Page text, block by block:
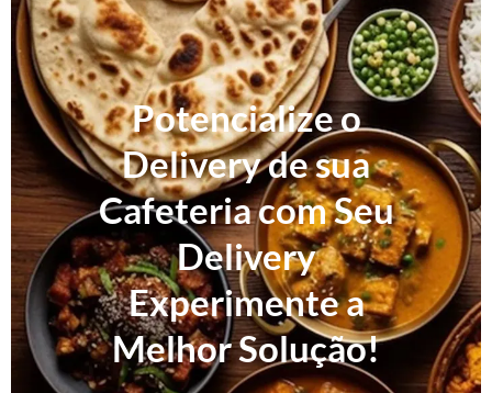
Potencialize o
Delivery de sua
Cafeteria com Seu
Delivery
Experimente a
Melhor Solução!